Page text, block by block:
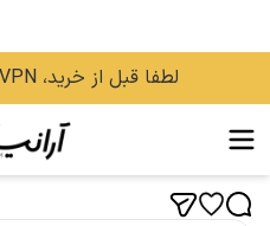
لطفا قبل از خرید، VPN خود را خاموش کنید.